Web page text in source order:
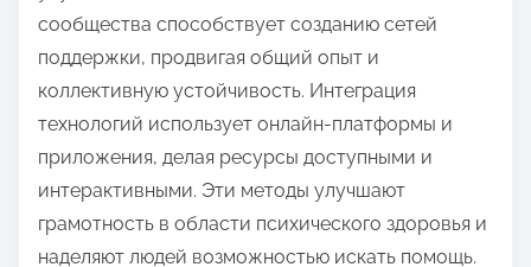
сообщества способствует созданию сетей
поддержки, продвигая общий опыт и
коллективную устойчивость. Интеграция
технологий использует онлайн-платформы и
приложения, делая ресурсы доступными и
интерактивными. Эти методы улучшают
грамотность в области психического здоровья и
наделяют людей возможностью искать помощь.